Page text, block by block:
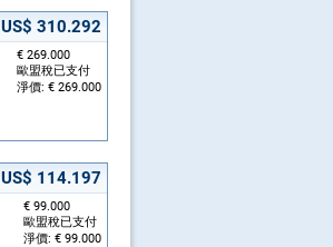
US$ 310.292
€ 269.000
歐盟稅已支付
淨價: € 269.000
US$ 114.197
€ 99.000
歐盟稅已支付
淨價: € 99.000